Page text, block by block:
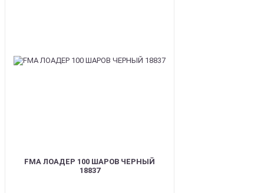
FMA ЛОАДЕР 100 ШАРОВ ЧЕРНЫЙ
18837